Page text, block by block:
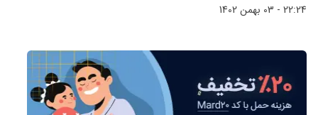
22:24 - 03 بهمن 1402